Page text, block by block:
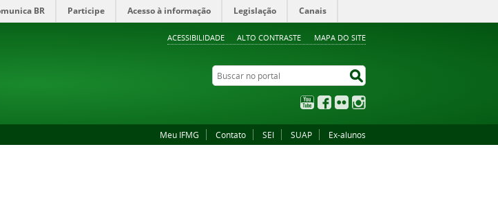
ACESSIBILIDADE ALTO CONTRASTE MAPA DO SITE
BR Participe Acesso à informação Legislação Canais
Buscar no portal
YouTubeFacebook
Flickr
Meu IFMG Contato SEI SUAP Ex-alunos